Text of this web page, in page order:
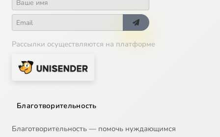
Рассылки осуществляются на платформе
Благотворительность
Благотворительность — помочь нуждающимся